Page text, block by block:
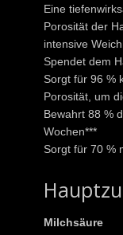
Eine
Porosität der
intensive
Spendet dem
Sorgt für 96 %
Porosität, um
Bewahrt 88 %
Wochen***
Sorgt für 70 %
Milchsäure